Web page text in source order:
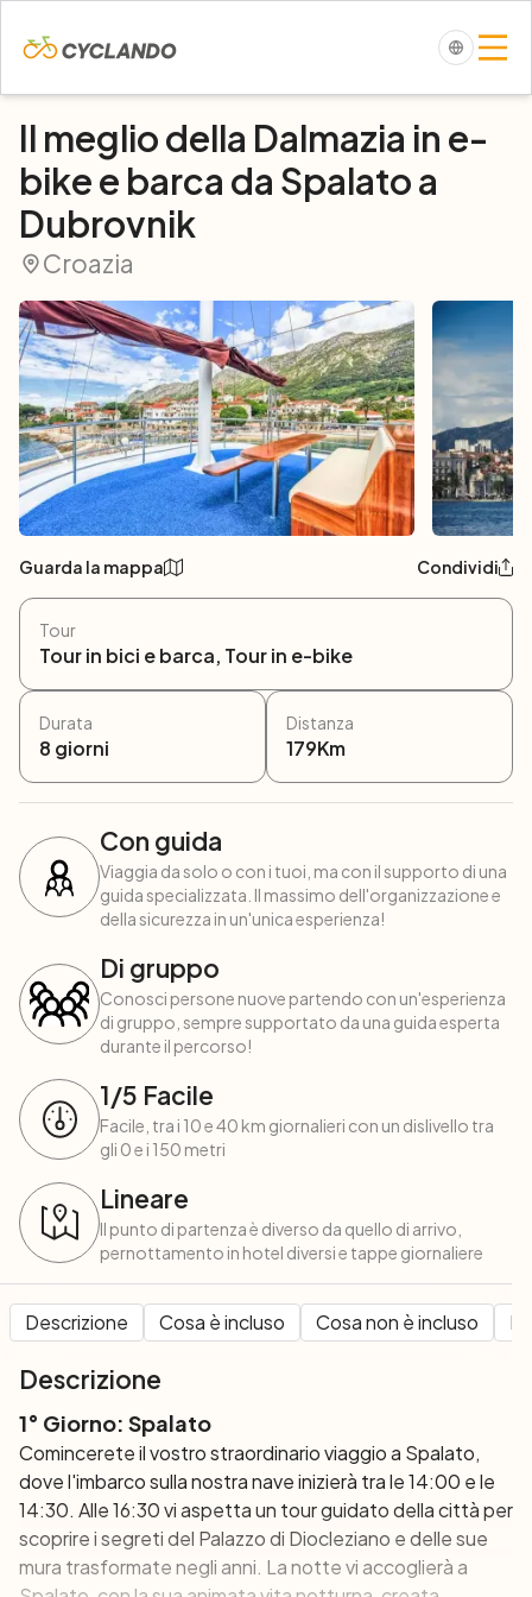
Il meglio della Dalmazia in e-
bike e barca da Spalato a
Dubrovnik
Croazia
Guarda la mappa Condividi
Tour
Tour in bici e barca, Tour in e-bike
Durata
8 giorni
Distanza
179Km
Con guida
Viaggia da solo o con i tuoi, ma con il supporto di una
guida specializzata. Il massimo dell'organizzazione e
della sicurezza in un'unica esperienza!
Di gruppo
Conosci persone nuove partendo con un'esperienza
di gruppo, sempre supportato da una guida esperta
durante il percorso!
1/5 Facile
Facile, tra i 10 e 40 km giornalieri con un dislivello tra
gli 0 e i 150 metri
Lineare
Il punto di partenza è diverso da quello di arrivo,
pernottamento in hotel diversi e tappe giornaliere
Descrizione Cosa è incluso Cosa non è incluso
Descrizione
1° Giorno: Spalato
Comincerete il vostro straordinario viaggio a Spalato,
dove l'imbarco sulla nostra nave inizierà tra le 14:00 e le
14:30. Alle 16:30 vi aspetta un tour guidato della città per
scoprire i segreti del Palazzo di Diocleziano e delle sue
mura trasformate negli anni. La notte vi accoglierà a